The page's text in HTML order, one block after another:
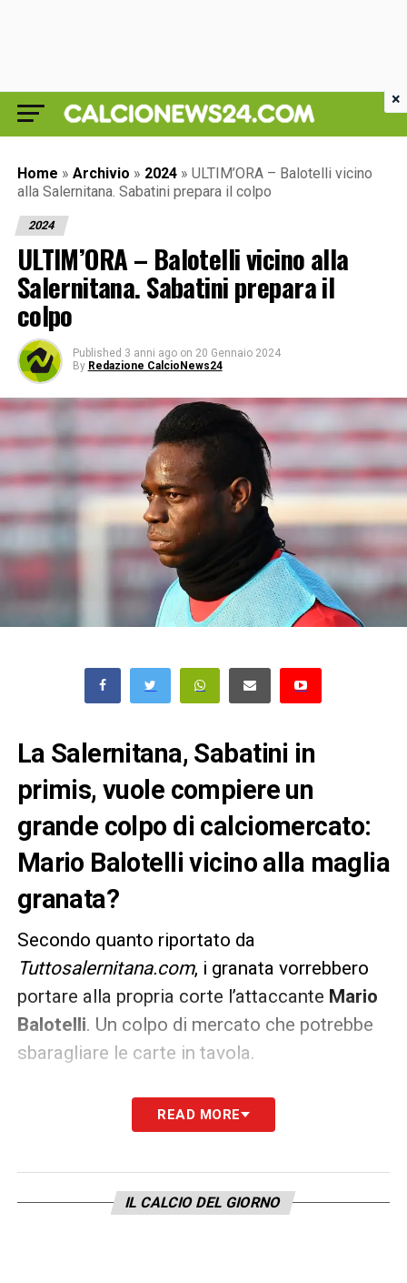
Home » Archivio » 2024 » ULTIM’ORA – Balotelli vicino
alla Salernitana. Sabatini prepara il colpo
2024
ULTIM’ORA – Balotelli vicino alla
Salernitana. Sabatini prepara il
colpo
Published 3 anni ago on 20 Gennaio 2024
By Redazione CalcioNews24
La Salernitana, Sabatini in
primis, vuole compiere un
grande colpo di calciomercato:
Mario Balotelli vicino alla maglia
granata?
Secondo quanto riportato da
Tuttosalernitana.com, i granata vorrebbero
portare alla propria corte l’attaccante Mario
Balotelli. Un colpo di mercato che potrebbe
sbaragliare le carte in tavola.
La situazione parte tutta daSabatini
convincendo il presidente della
READ MORE
IL CALCIO DEL GIORNO
×